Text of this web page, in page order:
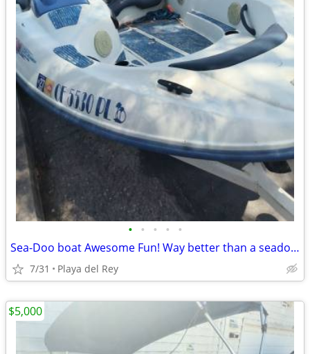
• • • • •
Sea-Doo boat Awesome Fun! Way better than a seadoo sportster
7/31 Playa del Rey
$5,000